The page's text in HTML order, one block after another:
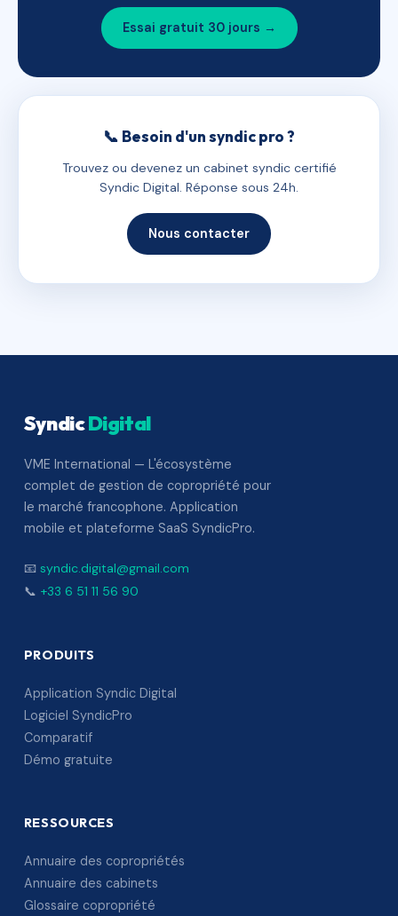
Essai gratuit 30 jours →
📞 Besoin d'un syndic pro ?
Trouvez ou devenez un cabinet syndic certifié
Syndic Digital. Réponse sous 24h.
Nous contacter
SyndicDigital
VME International — L'écosystème
complet de gestion de copropriété pour
le marché francophone. Application
mobile et plateforme SaaS SyndicPro.
📧 syndic.digital@gmail.com
📞 +33 6 51 11 56 90
PRODUITS
Application Syndic Digital
Logiciel SyndicPro
Comparatif
Démo gratuite
RESSOURCES
Annuaire des copropriétés
Annuaire des cabinets
Glossaire copropriété